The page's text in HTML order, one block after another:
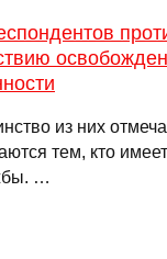
из них
тем, кто
…